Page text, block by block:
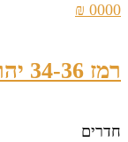
0000 ₪
רמז 34-36 יהוד מונוסון
חדרים